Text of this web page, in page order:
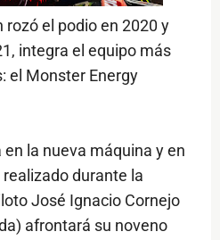
rozó el podio en 2020 y
integra el equipo más
el Monster Energy
la nueva máquina y en
realizado durante la
José Ignacio Cornejo
afrontará su noveno